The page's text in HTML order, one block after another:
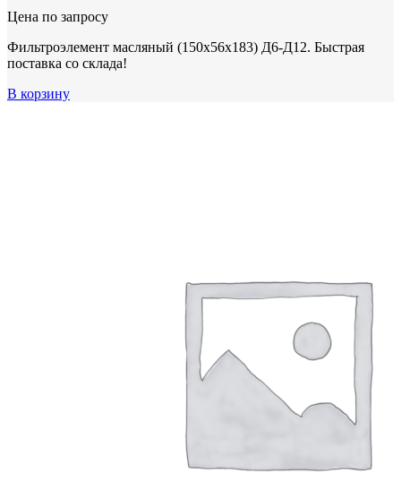
Цена по запросу
Фильтроэлемент масляный (150х56х183) Д6-Д12. Быстрая
поставка со склада!
В корзину